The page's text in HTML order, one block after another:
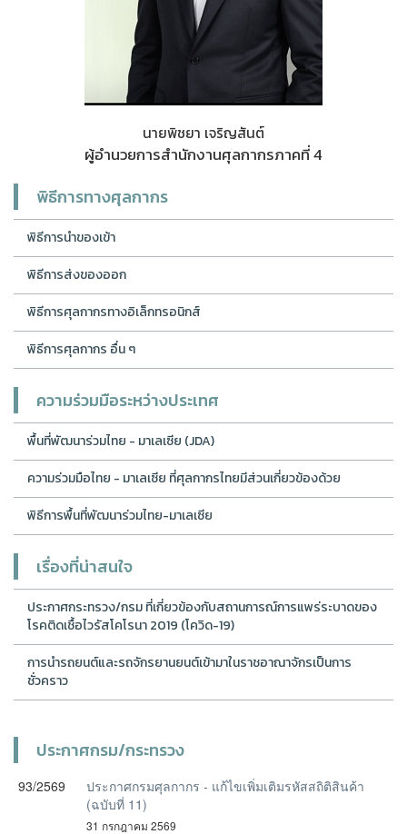
นายพิชยา เจริญสันต์
ผู้อำนวยการสำนักงานศุลกากรภาคที่ 4
พิธีการทางศุลกากร
พิธีการนำของเข้า
พิธีการส่งของออก
พิธีการศุลกากรทางอิเล็กทรอนิกส์
พิธีการศุลกากร อื่น ๆ
ความร่วมมือระหว่างประเทศ
พื้นที่พัฒนาร่วมไทย - มาเลเซีย (JDA)
ความร่วมมือไทย - มาเลเซีย ที่ศุลกากรไทยมีส่วนเกี่ยวข้องด้วย
พิธีการพื้นที่พัฒนาร่วมไทย-มาเลเซีย
เรื่องที่น่าสนใจ
ประกาศกระทรวง/กรม ที่เกี่ยวข้องกับสถานการณ์การแพร่ระบาดของ
โรคติดเชื้อไวรัสโคโรนา 2019 (โควิด-19)
การนำรถยนต์และรถจักรยานยนต์เข้ามาในราชอาณาจักรเป็นการ
ชั่วคราว
ประกาศกรม/กระทรวง
93/2569
ประกาศกรมศุลกากร - แก้ไขเพิ่มเติมรหัสสถิติสินค้า
(ฉบับที่ 11)
31 กรกฎาคม 2569